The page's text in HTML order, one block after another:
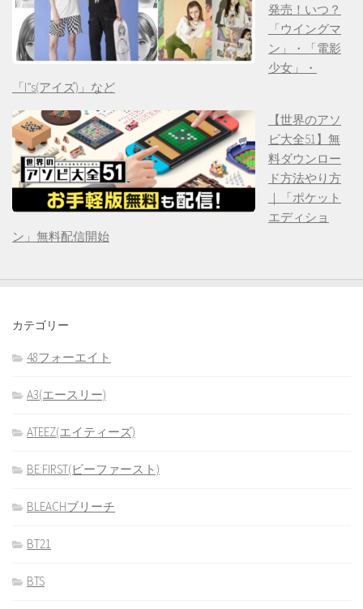
発売！いつ？
「ウイングマ
ン」・「電影
少女」・
「I”s(アイズ)」など
【世界のアソ
ビ大全51】無
料ダウンロー
ド方法やり方
｜「ポケット
エディショ
ン」無料配信開始
カテゴリー
48フォーエイト
A3(エースリー)
ATEEZ(エイティーズ)
BE:FIRST(ビーファースト)
BLEACHブリーチ
BT21
BTS